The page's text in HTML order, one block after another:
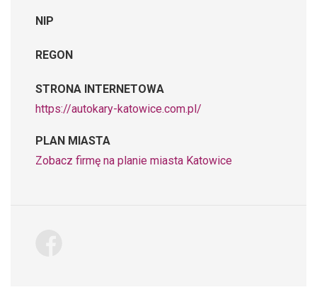
NIP
REGON
STRONA INTERNETOWA
https://autokary-katowice.com.pl/
PLAN MIASTA
Zobacz firmę na planie miasta Katowice